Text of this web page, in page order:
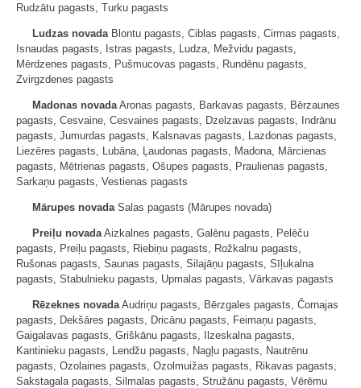
Rudzātu pagasts, Turku pagasts
Ludzas novada Blontu pagasts, Ciblas pagasts, Cirmas pagasts,
Isnaudas pagasts, Istras pagasts, Ludza, Mežvidu pagasts,
Mērdzenes pagasts, Pušmucovas pagasts, Rundēnu pagasts,
Zvirgzdenes pagasts
Madonas novada Aronas pagasts, Barkavas pagasts, Bērzaunes
pagasts, Cesvaine, Cesvaines pagasts, Dzelzavas pagasts, Indrānu
pagasts, Jumurdas pagasts, Kalsnavas pagasts, Lazdonas pagasts,
Liezēres pagasts, Lubāna, Ļaudonas pagasts, Madona, Mārcienas
pagasts, Mētrienas pagasts, Ošupes pagasts, Praulienas pagasts,
Sarkaņu pagasts, Vestienas pagasts
Mārupes novada Salas pagasts (Mārupes novada)
Preiļu novada Aizkalnes pagasts, Galēnu pagasts, Pelēču
pagasts, Preiļu pagasts, Riebiņu pagasts, Rožkalnu pagasts,
Rušonas pagasts, Saunas pagasts, Silajāņu pagasts, Sīļukalna
pagasts, Stabulnieku pagasts, Upmalas pagasts, Vārkavas pagasts
Rēzeknes novada Audriņu pagasts, Bērzgales pagasts, Čornajas
pagasts, Dekšāres pagasts, Dricānu pagasts, Feimaņu pagasts,
Gaigalavas pagasts, Griškānu pagasts, Ilzeskalna pagasts,
Kantinieku pagasts, Lendžu pagasts, Nagļu pagasts, Nautrēnu
pagasts, Ozolaines pagasts, Ozolmuižas pagasts, Rikavas pagasts,
Sakstagala pagasts, Silmalas pagasts, Stružānu pagasts, Vērēmu